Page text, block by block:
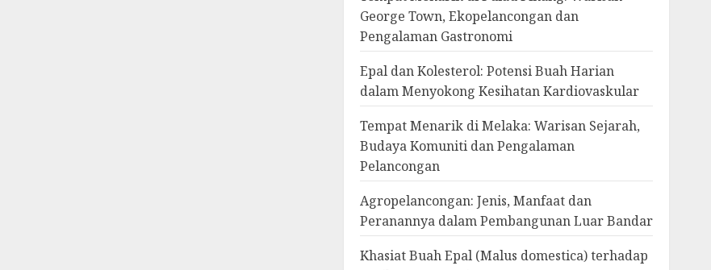
George Town, Ekopelancongan dan
Pengalaman Gastronomi
Epal dan Kolesterol: Potensi Buah Harian
dalam Menyokong Kesihatan Kardiovaskular
Tempat Menarik di Melaka: Warisan Sejarah,
Budaya Komuniti dan Pengalaman
Pelancongan
Agropelancongan: Jenis, Manfaat dan
Peranannya dalam Pembangunan Luar Bandar
Khasiat Buah Epal (Malus domestica) terhadap